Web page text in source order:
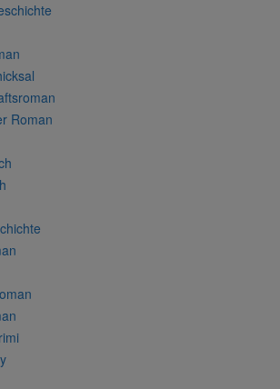
Roman